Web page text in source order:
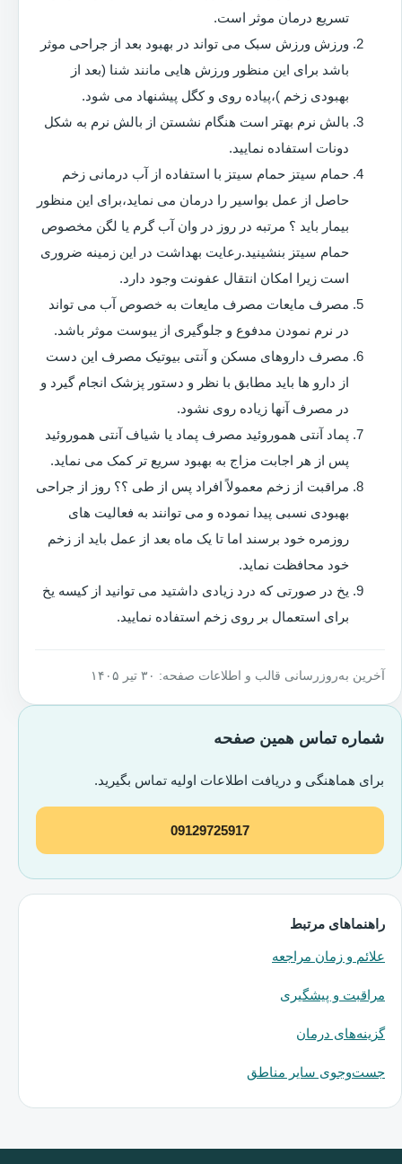
تسریع درمان موثر است.
ورزش ورزش سبک می تواند در بهبود بعد از جراحی موثر
باشد برای این منظور ورزش هایی مانند شنا (بعد از
بهبودی زخم )،پیاده روی و کگل پیشنهاد می شود.
بالش نرم بهتر است هنگام نشستن از بالش نرم به شکل
دونات استفاده نمایید.
حمام سیتز حمام سیتز با استفاده از آب درمانی زخم
حاصل از عمل بواسیر را درمان می نماید،برای این منظور
بیمار باید ؟ مرتبه در روز در وان آب گرم یا لگن مخصوص
حمام سیتز بنشینید.رعایت بهداشت در این زمینه ضروری
است زیرا امکان انتقال عفونت وجود دارد.
مصرف مایعات مصرف مایعات به خصوص آب می تواند
در نرم نمودن مدفوع و جلوگیری از یبوست موثر باشد.
مصرف داروهای مسکن و آنتی بیوتیک مصرف این دست
از دارو ها باید مطابق با نظر و دستور پزشک انجام گیرد و
در مصرف آنها زیاده روی نشود.
پماد آنتی هموروئید مصرف پماد یا شیاف آنتی هموروئید
پس از هر اجابت مزاج به بهبود سریع تر کمک می نماید.
مراقبت از زخم معمولاً افراد پس از طی ؟؟ روز از جراحی
بهبودی نسبی پیدا نموده و می توانند به فعالیت های
روزمره خود برسند اما تا یک ماه بعد از عمل باید از زخم
خود محافظت نماید.
یخ در صورتی که درد زیادی داشتید می توانید از کیسه یخ
برای استعمال بر روی زخم استفاده نمایید.
آخرین به‌روزرسانی قالب و اطلاعات صفحه: ۳۰ تیر ۱۴۰۵
شماره تماس همین صفحه
برای هماهنگی و دریافت اطلاعات اولیه تماس بگیرید.
09129725917
راهنماهای مرتبط
علائم و زمان مراجعه
مراقبت و پیشگیری
گزینه‌های درمان
جست‌وجوی سایر مناطق